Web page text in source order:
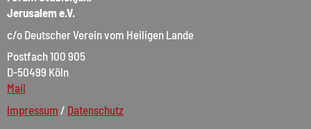
Jerusalem e.V.
c/o Deutscher Verein vom Heiligen Lande
Postfach 100 905
D-50499 Köln
Mail
Impressum / Datenschutz